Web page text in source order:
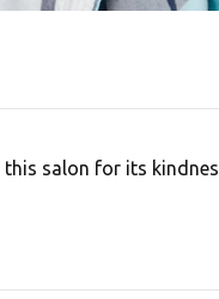
salon for its